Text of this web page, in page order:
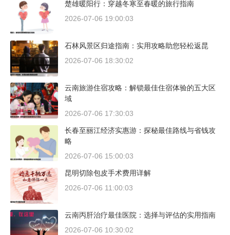
楚雄暖阳行：穿越冬寒至春暖的旅行指南
2026-07-06 19:00:03
石林风景区归途指南：实用攻略助您轻松返昆
2026-07-06 18:30:02
云南旅游住宿攻略：解锁最佳住宿体验的五大区
域
2026-07-06 17:30:03
长春至丽江经济实惠游：探秘最佳路线与省钱攻
略
2026-07-06 15:00:03
昆明切除包皮手术费用详解
2026-07-06 11:00:03
云南丙肝治疗最佳医院：选择与评估的实用指南
2026-07-06 10:30:02